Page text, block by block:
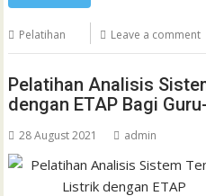
Pelatihan Leave a comment
Pelatihan Analisis
dengan ETAP Bagi
28 August 2021 admin